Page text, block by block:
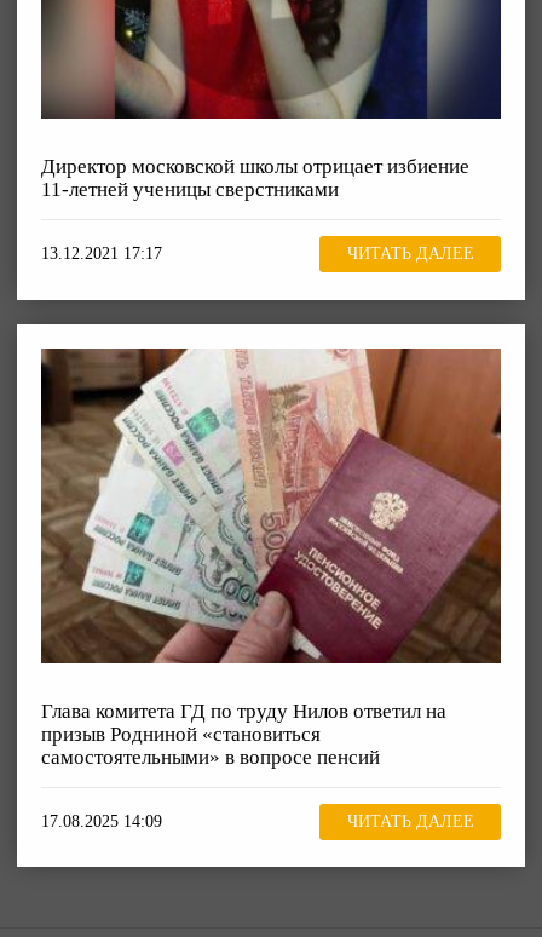
Директор московской школы отрицает избиение
11-летней ученицы сверстниками
13.12.2021 17:17 ЧИТАТЬ ДАЛЕЕ
Глава комитета ГД по труду Нилов ответил на
призыв Родниной «становиться
самостоятельными» в вопросе пенсий
17.08.2025 14:09 ЧИТАТЬ ДАЛЕЕ